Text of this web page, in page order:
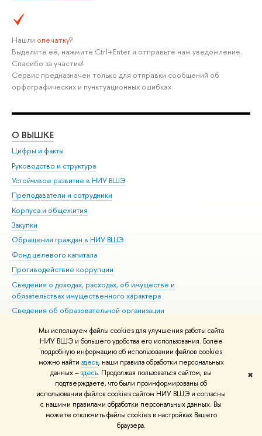
Мы используем файлы cookies для улучшения работы сайта
НИУ ВШЭ и большего удобства его использования. Более
подробную информацию об использовании файлов cookies
можно найти здесь, наши правила обработки персональных
данных –здесь. Продолжая пользоваться сайтом, вы
подтверждаете, что были проинформированы об
использовании файлов cookies сайтом НИУ ВШЭ и согласны
с нашими правилами обработки персональных данных. Вы
можете отключить файлы cookies в настройках Вашего
браузера.
✖
Нашли опечатку?
Выделите её, нажмите Ctrl+Enter и отправьте нам уведомление.
Спасибо за участие!
Сервис предназначен только для отправки сообщений об
орфографических и пунктуационных ошибках.
О ВЫШКЕ
Цифры и факты
Руководство и структура
Устойчивое развитие в НИУ ВШЭ
Преподаватели и сотрудники
Корпуса и общежития
Закупки
Обращения граждан в НИУ ВШЭ
Фонд целевого капитала
Противодействие коррупции
Сведения о доходах, расходах, об имуществе и
обязательствах имущественного характера
Сведения об образовательной организации
Людям с ограниченными возможностями здоровья
Единая платежная страница
Работа в Вышке
© НИУ ВШЭ 1993–2026 Адреса и контакты Условия использования
материалов Политика конфиденциальности Карта сайта
Шрифты HSE Sans и HSE Slab разработаны вШколе дизайна НИУ ВШЭ